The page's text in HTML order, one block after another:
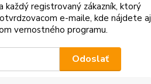
Hľadať
(Po-
sady, ozdoby Tuban Dynamický
každý registrovaný zákazník, ktorý
e-maile, kde nájdete aj
vernostného programu.
Odoslať